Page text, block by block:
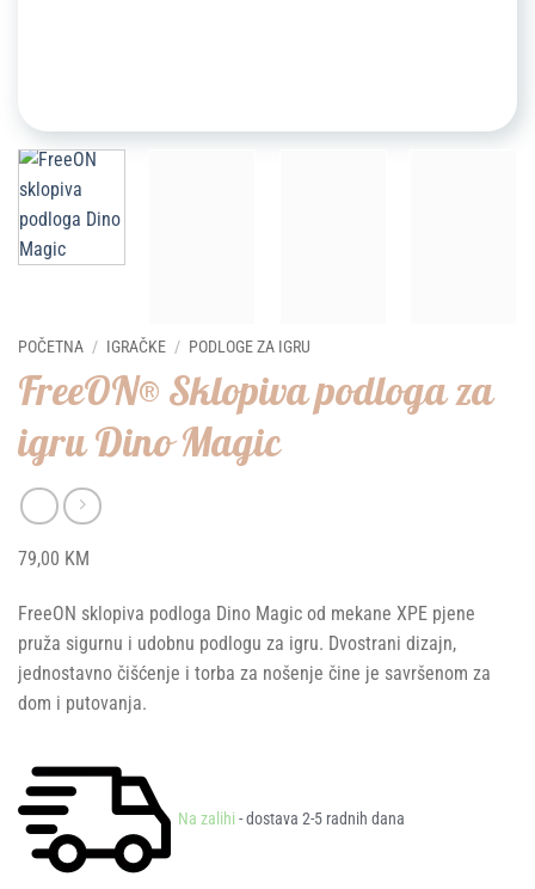
POČETNA / IGRAČKE / PODLOGE ZA IGRU
FreeON® Sklopiva podloga za
igru ​​Dino Magic
79,00 KM
FreeON sklopiva podloga Dino Magic od mekane XPE pjene
pruža sigurnu i udobnu podlogu za igru. Dvostrani dizajn,
jednostavno čišćenje i torba za nošenje čine je savršenom za
dom i putovanja.
Na zalihi - dostava 2-5 radnih dana